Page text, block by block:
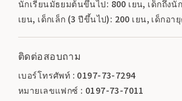
นักเรียนมัธยมต้นขึ้นไป: 800 เยน, เด็กถึงนั
เยน, เด็กเล็ก (3 ปีขึ้นไป): 200 เยน, เด็กอา
ติดต่อสอบถาม
เบอร์โทรศัพท์ : 0197-73-7294
หมายเลขแฟกซ์ : 0197-73-7011